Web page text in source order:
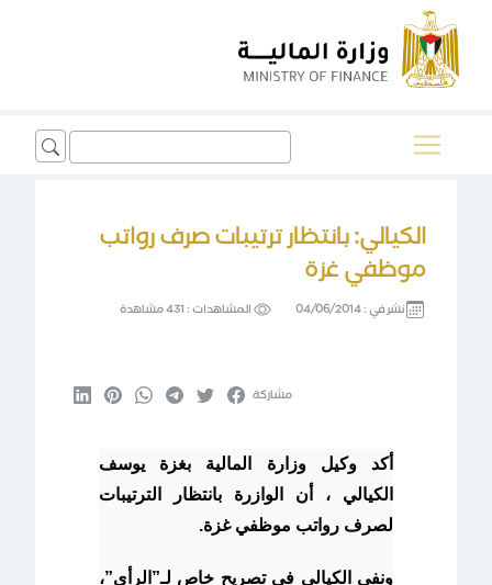
Search
for:
الكيالي: بانتظار ترتيبات صرف رواتب
موظفي غزة
نشر في :04/06/2014 المشاهدات : 431 مشاهدة
مشاركة
أكد وكيل وزارة المالية بغزة يوسف
الكيالي ، أن الوازرة بانتظار الترتيبات
لصرف رواتب موظفي غزة.
ونفى الكيالي في تصريح خاص لـ”الرأي”،